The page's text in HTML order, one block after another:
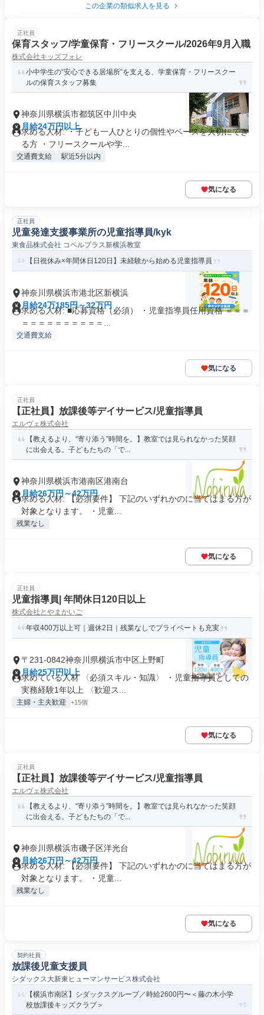
この企業の類似求人を見る
正社員
保育スタッフ/学童保育・フリースクール/2026年9月入職
株式会社キッズフォレ
小中学生の“安心できる居場所”を支える、学童保育・フリースクー
ルの保育スタッフ募集
神奈川県横浜市都筑区中川中央
月給24万円以上
求める人材: ・子ども一人ひとりの個性やペースを大切にでき
る方 ・フリースクールや学...
交通費支給 駅近5分以内
気になる
正社員
児童発達支援事業所の児童指導員/kyk
東食品株式会社 コペルプラス新横浜教室
【日祝休み×年間休日120日】未経験から始める児童指導員
神奈川県横浜市港北区新横浜
月給24万185円～32万円
求める人材: ■応募資格（必須） ・児童指導員任用資格 ＝＝＝
＝＝＝＝＝＝＝＝＝＝...
交通費支給
気になる
正社員
【正社員】放課後等デイサービス/児童指導員
エルヴェ株式会社
【教えるより、“寄り添う”時間を。】教室では見られなかった笑顔
に出会える。子どもたちの「で...
神奈川県横浜市港南区港南台
月給26万円～42万円
求める人材: 【必須要件】 下記のいずれかのに当てはまる方が
対象となります。 ・児童...
残業なし
気になる
正社員
児童指導員| 年間休日120日以上
株式会社とやまかいご
年収400万以上可｜週休2日｜残業なしでプライベートも充実
〒231-0842神奈川県横浜市中区上野町
月給25万円以上
求めている人材 〈必須スキル・知識〉 ・児童指導員としての
実務経験1年以上 〈歓迎ス...
主婦・主夫歓迎 +15個
気になる
正社員
【正社員】放課後等デイサービス/児童指導員
エルヴェ株式会社
【教えるより、“寄り添う”時間を。】教室では見られなかった笑顔
に出会える。子どもたちの「で...
神奈川県横浜市磯子区洋光台
月給26万円～42万円
求める人材: 【必須要件】 下記のいずれかのに当てはまる方が
対象となります。 ・児童...
残業なし
気になる
契約社員
放課後児童支援員
シダックス大新東ヒューマンサービス株式会社
【横浜市南区】シダックスグループ／時給2600円〜＜藤の木小学
校放課後キッズクラブ＞